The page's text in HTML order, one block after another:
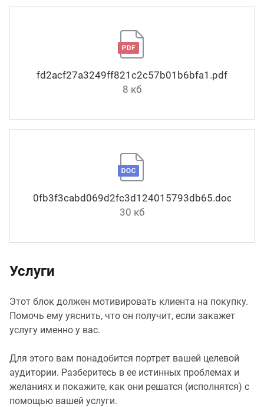
fd2acf27a3249ff821c2c57b01b6bfa1.pdf
8 кб
0fb3f3cabd069d2fc3d124015793db65.docx
30 кб
Услуги
Этот блок должен мотивировать клиента на покупку.
Помочь ему уяснить, что он получит, если закажет
услугу именно у вас.
Для этого вам понадобится портрет вашей целевой
аудитории. Разберитесь в ее истинных проблемах и
желаниях и покажите, как они решатся (исполнятся) с
помощью вашей услуги.